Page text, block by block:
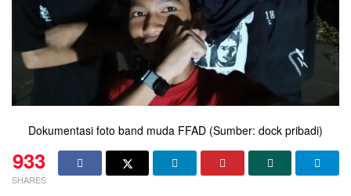
Dokumentasi foto band muda FFAD (Sumber: dock pribadi)
933
SHARES